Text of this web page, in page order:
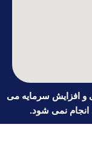
و افزایش سرمایه می
انجام نمی شود.